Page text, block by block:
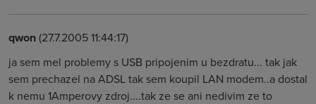
qwon(27.7.2005 11:44:17)
ja sem mel problemy s USB pripojenim u bezdratu... tak jak
sem prechazel na ADSL tak sem koupil LAN modem..a dostal
k nemu 1Amperovy zdroj....tak ze se ani nedivim ze to